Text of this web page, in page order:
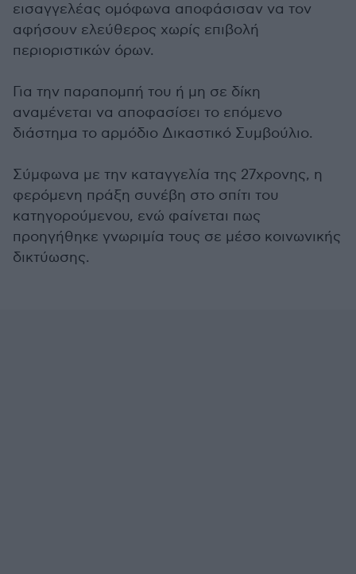
εισαγγελέας ομόφωνα αποφάσισαν να τον
αφήσουν ελεύθερος χωρίς επιβολή
περιοριστικών όρων.
Για την παραπομπή του ή μη σε δίκη
αναμένεται να αποφασίσει το επόμενο
διάστημα το αρμόδιο Δικαστικό Συμβούλιο.
Σύμφωνα με την καταγγελία της 27χρονης, η
φερόμενη πράξη συνέβη στο σπίτι του
κατηγορούμενου, ενώ φαίνεται πως
προηγήθηκε γνωριμία τους σε μέσο κοινωνικής
δικτύωσης.